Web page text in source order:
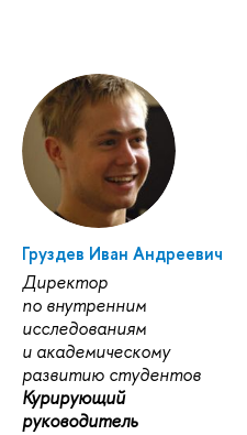
Груздев Иван Андреевич
Директор
по внутренним
исследованиям
и академическому
развитию студентов
Курирующий
руководитель